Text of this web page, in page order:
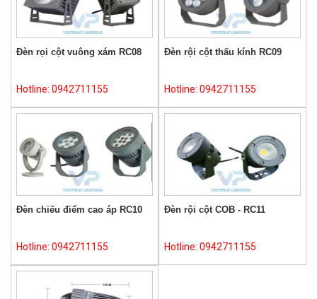
Đèn rọi cột vuông xám RC08
Hotline: 0942711155
Đèn rội cột thấu kính RC09
Hotline: 0942711155
Đèn chiếu điểm cao áp RC10
Hotline: 0942711155
Đèn rội cột COB - RC11
Hotline: 0942711155